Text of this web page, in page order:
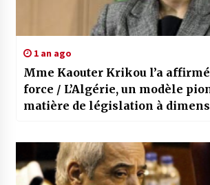
1 an ago
Mme Kaouter Krikou l’a
force / L’Algérie, un modèle
matière de législation à